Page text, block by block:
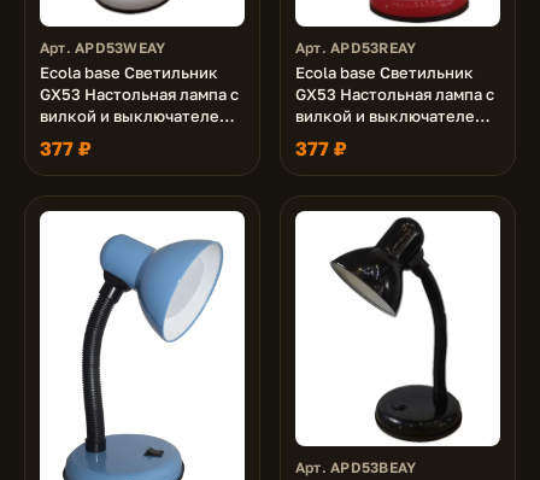
Арт. APD53WEAY
Ecola base Светильник
GX53 Настольная лампа с
вилкой и выключателем
Белый
377 ₽
Арт. APD53REAY
Ecola base Светильник
GX53 Настольная лампа с
вилкой и выключателем
Красный
377 ₽
Арт. APD53BEAY